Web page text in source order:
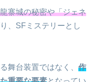
寨城の秘密や「ジェネ
、SFミステリーとし
舞台装置ではなく、 作